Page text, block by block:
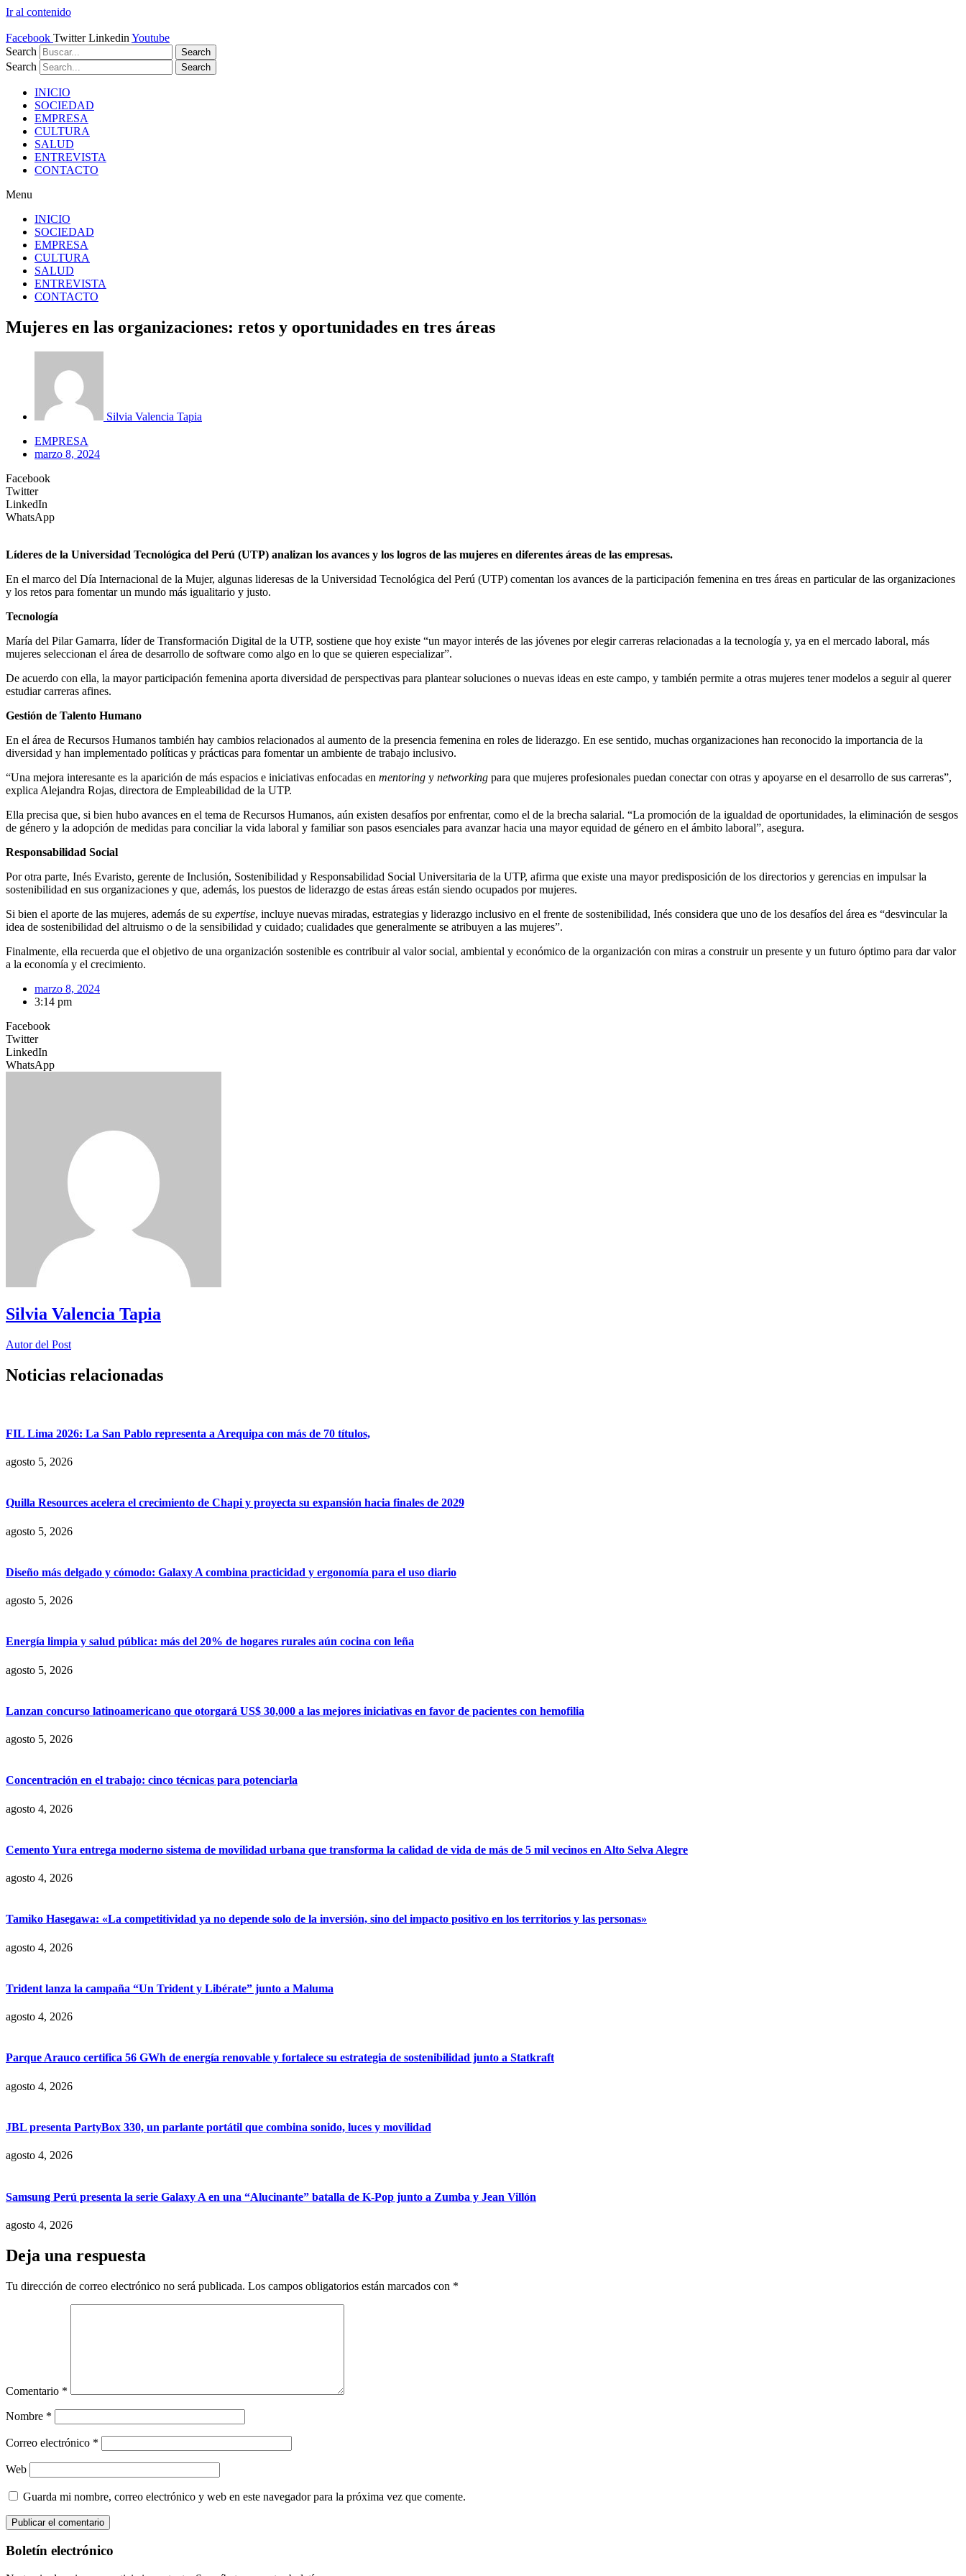
Ir al contenido
Facebook Twitter Linkedin Youtube
Search
Search
Search Search
INICIO
SOCIEDAD
EMPRESA
CULTURA
SALUD
ENTREVISTA
CONTACTO
Menu
INICIO
SOCIEDAD
EMPRESA
CULTURA
SALUD
ENTREVISTA
CONTACTO
Mujeres en las organizaciones: retos y oportunidades en tres áreas
Silvia Valencia Tapia
EMPRESA
marzo 8, 2024
Facebook
Twitter
LinkedIn
WhatsApp
Líderes de la Universidad Tecnológica del Perú (UTP) analizan los avances y los logros de las mujeres en diferentes áreas de las empresas.
En el marco del Día Internacional de la Mujer, algunas lideresas de la Universidad Tecnológica del Perú (UTP) comentan los avances de la participación femenina en tres áreas en particular de las organizaciones
y los retos para fomentar un mundo más igualitario y justo.
Tecnología
María del Pilar Gamarra, líder de Transformación Digital de la UTP, sostiene que hoy existe “un mayor interés de las jóvenes por elegir carreras relacionadas a la tecnología y, ya en el mercado laboral, más
mujeres seleccionan el área de desarrollo de software como algo en lo que se quieren especializar”.
De acuerdo con ella, la mayor participación femenina aporta diversidad de perspectivas para plantear soluciones o nuevas ideas en este campo, y también permite a otras mujeres tener modelos a seguir al querer
estudiar carreras afines.
Gestión de Talento Humano
En el área de Recursos Humanos también hay cambios relacionados al aumento de la presencia femenina en roles de liderazgo. En ese sentido, muchas organizaciones han reconocido la importancia de la
diversidad y han implementado políticas y prácticas para fomentar un ambiente de trabajo inclusivo.
“Una mejora interesante es la aparición de más espacios e iniciativas enfocadas en mentoring y networking para que mujeres profesionales puedan conectar con otras y apoyarse en el desarrollo de sus carreras”,
explica Alejandra Rojas, directora de Empleabilidad de la UTP.
Ella precisa que, si bien hubo avances en el tema de Recursos Humanos, aún existen desafíos por enfrentar, como el de la brecha salarial. “La promoción de la igualdad de oportunidades, la eliminación de sesgos
de género y la adopción de medidas para conciliar la vida laboral y familiar son pasos esenciales para avanzar hacia una mayor equidad de género en el ámbito laboral”, asegura.
Responsabilidad Social
Por otra parte, Inés Evaristo, gerente de Inclusión, Sostenibilidad y Responsabilidad Social Universitaria de la UTP, afirma que existe una mayor predisposición de los directorios y gerencias en impulsar la
sostenibilidad en sus organizaciones y que, además, los puestos de liderazgo de estas áreas están siendo ocupados por mujeres.
Si bien el aporte de las mujeres, además de su expertise, incluye nuevas miradas, estrategias y liderazgo inclusivo en el frente de sostenibilidad, Inés considera que uno de los desafíos del área es “desvincular la
idea de sostenibilidad del altruismo o de la sensibilidad y cuidado; cualidades que generalmente se atribuyen a las mujeres”.
Finalmente, ella recuerda que el objetivo de una organización sostenible es contribuir al valor social, ambiental y económico de la organización con miras a construir un presente y un futuro óptimo para dar valor
a la economía y el crecimiento.
marzo 8, 2024
3:14 pm
Facebook
Twitter
LinkedIn
WhatsApp
Silvia Valencia Tapia
Autor del Post
Noticias relacionadas
FIL Lima 2026: La San Pablo representa a Arequipa con más de 70 títulos,
agosto 5, 2026
Quilla Resources acelera el crecimiento de Chapi y proyecta su expansión hacia finales de 2029
agosto 5, 2026
Diseño más delgado y cómodo: Galaxy A combina practicidad y ergonomía para el uso diario
agosto 5, 2026
Energía limpia y salud pública: más del 20% de hogares rurales aún cocina con leña
agosto 5, 2026
Lanzan concurso latinoamericano que otorgará US$ 30,000 a las mejores iniciativas en favor de pacientes con hemofilia
agosto 5, 2026
Concentración en el trabajo: cinco técnicas para potenciarla
agosto 4, 2026
Cemento Yura entrega moderno sistema de movilidad urbana que transforma la calidad de vida de más de 5 mil vecinos en Alto Selva Alegre
agosto 4, 2026
Tamiko Hasegawa: «La competitividad ya no depende solo de la inversión, sino del impacto positivo en los territorios y las personas»
agosto 4, 2026
Trident lanza la campaña “Un Trident y Libérate” junto a Maluma
agosto 4, 2026
Parque Arauco certifica 56 GWh de energía renovable y fortalece su estrategia de sostenibilidad junto a Statkraft
agosto 4, 2026
JBL presenta PartyBox 330, un parlante portátil que combina sonido, luces y movilidad
agosto 4, 2026
Samsung Perú presenta la serie Galaxy A en una “Alucinante” batalla de K-Pop junto a Zumba y Jean Villón
agosto 4, 2026
Deja una respuesta
Tu dirección de correo electrónico no será publicada. Los campos obligatorios están marcados con *
Comentario *
Nombre *
Correo electrónico *
Web
Guarda mi nombre, correo electrónico y web en este navegador para la próxima vez que comente.
Boletín electrónico